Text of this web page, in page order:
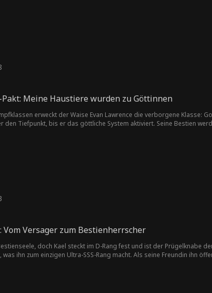
Meine Haustiere wurden zu Göttinnen
erweckt der Waise Evan Lawrence die verborgene Klasse:
den Tiefpunkt, bis er das göttliche System aktiviert. Seine Bestien
Vom Versager zum Bestienherrscher
doch Kael steckt im D-Rang fest und ist der Prügelknabe
ihn zum einzigen Ultra-SSS-Rang macht. Als seine Freundin ihn